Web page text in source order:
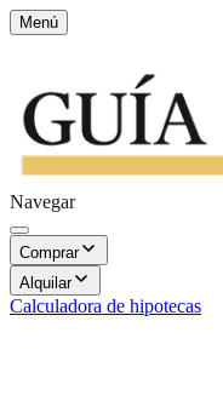
Menú
Navegar
Comprar
Alquilar
Calculadora de hipotecas